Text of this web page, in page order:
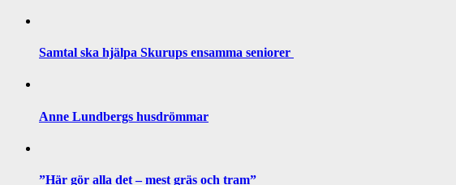
Samtal ska hjälpa Skurups ensamma seniorer
Anne Lundbergs husdrömmar
”Här gör alla det – mest gräs och tram”